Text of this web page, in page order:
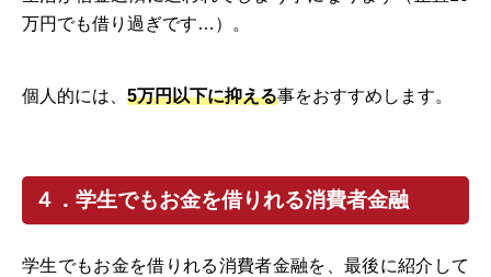
万円でも借り過ぎです…）。
個人的には、 5万円以下に抑える事をおすすめします。
４．学生でもお金を借りれる消費者金融
学生でもお金を借りれる消費者金融を、最後に紹介して